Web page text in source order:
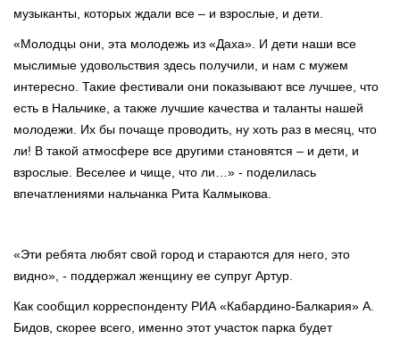
музыканты, которых ждали все – и взрослые, и дети.
«Молодцы они, эта молодежь из «Даха». И дети наши все
мыслимые удовольствия здесь получили, и нам с мужем
интересно. Такие фестивали они показывают все лучшее, что
есть в Нальчике, а также лучшие качества и таланты нашей
молодежи. Их бы почаще проводить, ну хоть раз в месяц, что
ли! В такой атмосфере все другими становятся – и дети, и
взрослые. Веселее и чище, что ли…» - поделилась
впечатлениями нальчанка Рита Калмыкова.
«Эти ребята любят свой город и стараются для него, это
видно», - поддержал женщину ее супруг Артур.
Как сообщил корреспонденту РИА «Кабардино-Балкария» А.
Бидов, скорее всего, именно этот участок парка будет